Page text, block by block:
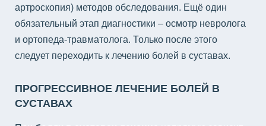
артроскопия) методов обследования. Ещё один
обязательный этап диагностики – осмотр невролога
и ортопеда-травматолога. Только после этого
следует переходить к лечению болей в суставах.
ПРОГРЕССИВНОЕ ЛЕЧЕНИЕ БОЛЕЙ В
СУСТАВАХ